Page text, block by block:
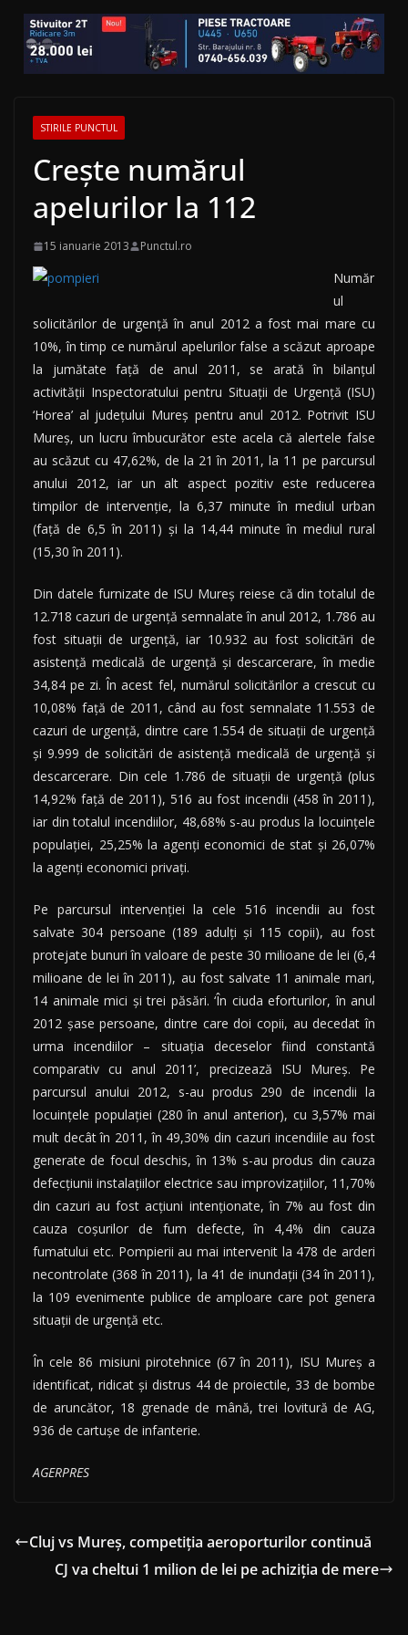
STIRILE PUNCTUL
Crește numărul
apelurilor la 112
15 ianuarie 2013 Punctul.ro
Număr
ul
solicitărilor de urgenţă în anul 2012 a fost mai mare cu
10%, în timp ce numărul apelurilor false a scăzut aproape
la jumătate faţă de anul 2011, se arată în bilanţul
activităţii Inspectoratului pentru Situaţii de Urgenţă (ISU)
‘Horea’ al judeţului Mureş pentru anul 2012. Potrivit ISU
Mureş, un lucru îmbucurător este acela că alertele false
au scăzut cu 47,62%, de la 21 în 2011, la 11 pe parcursul
anului 2012, iar un alt aspect pozitiv este reducerea
timpilor de intervenţie, la 6,37 minute în mediul urban
(faţă de 6,5 în 2011) şi la 14,44 minute în mediul rural
(15,30 în 2011).
Din datele furnizate de ISU Mureş reiese că din totalul de
12.718 cazuri de urgenţă semnalate în anul 2012, 1.786 au
fost situaţii de urgenţă, iar 10.932 au fost solicitări de
asistenţă medicală de urgenţă şi descarcerare, în medie
34,84 pe zi. În acest fel, numărul solicitărilor a crescut cu
10,08% faţă de 2011, când au fost semnalate 11.553 de
cazuri de urgenţă, dintre care 1.554 de situaţii de urgenţă
şi 9.999 de solicitări de asistenţă medicală de urgenţă şi
descarcerare. Din cele 1.786 de situaţii de urgenţă (plus
14,92% faţă de 2011), 516 au fost incendii (458 în 2011),
iar din totalul incendiilor, 48,68% s-au produs la locuinţele
populaţiei, 25,25% la agenţi economici de stat şi 26,07%
la agenţi economici privaţi.
Pe parcursul intervenţiei la cele 516 incendii au fost
salvate 304 persoane (189 adulţi şi 115 copii), au fost
protejate bunuri în valoare de peste 30 milioane de lei (6,4
milioane de lei în 2011), au fost salvate 11 animale mari,
14 animale mici şi trei păsări. ‘În ciuda eforturilor, în anul
2012 şase persoane, dintre care doi copii, au decedat în
urma incendiilor – situaţia deceselor fiind constantă
comparativ cu anul 2011’, precizează ISU Mureş. Pe
parcursul anului 2012, s-au produs 290 de incendii la
locuinţele populaţiei (280 în anul anterior), cu 3,57% mai
mult decât în 2011, în 49,30% din cazuri incendiile au fost
generate de focul deschis, în 13% s-au produs din cauza
defecţiunii instalaţiilor electrice sau improvizaţiilor, 11,70%
din cazuri au fost acţiuni intenţionate, în 7% au fost din
cauza coşurilor de fum defecte, în 4,4% din cauza
fumatului etc. Pompierii au mai intervenit la 478 de arderi
necontrolate (368 în 2011), la 41 de inundaţii (34 în 2011),
la 109 evenimente publice de amploare care pot genera
situaţii de urgenţă etc.
În cele 86 misiuni pirotehnice (67 în 2011), ISU Mureş a
identificat, ridicat şi distrus 44 de proiectile, 33 de bombe
de aruncător, 18 grenade de mână, trei lovitură de AG,
936 de cartuşe de infanterie.
AGERPRES
Cluj vs Mureș, competiția aeroporturilor continuă
CJ va cheltui 1 milion de lei pe achiziția de mere